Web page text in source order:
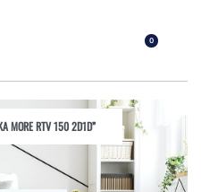
0
MORE RTV 150 2D1D”